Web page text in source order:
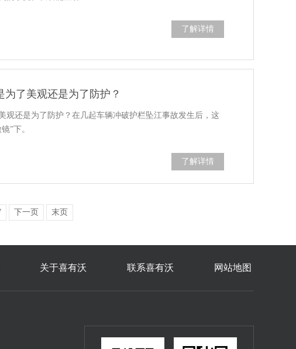
了解详情
了美观还是为了防护？
观还是为了防护？在几起车辆冲破护栏坠江事故发生后，这
”下。
了解详情
下一页 末页
关于喜有沃 联系喜有沃 网站地图